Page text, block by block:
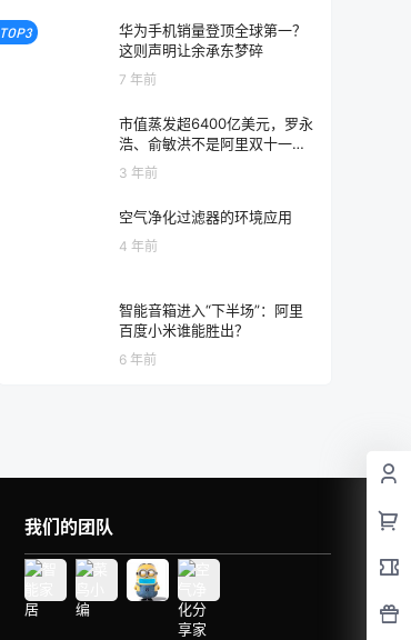
TOP3
华为手机销量登顶全球第一？
这则声明让余承东梦碎
7 年前
市值蒸发超6400亿美元，罗永
浩、俞敏洪不是阿里双十一的
“解药”
3 年前
空气净化过滤器的环境应用
4 年前
智能音箱进入“下半场”：阿里
百度小米谁能胜出？
6 年前
我们的团队